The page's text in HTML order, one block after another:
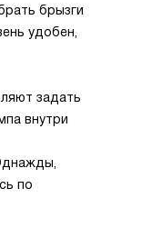
брызги
удобен,
задать
внутри
по